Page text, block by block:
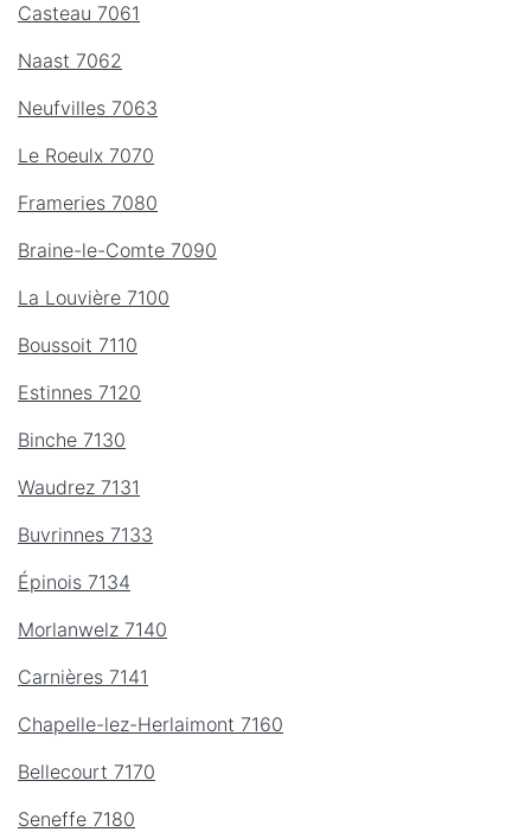
Casteau 7061
Naast 7062
Neufvilles 7063
Le Roeulx 7070
Frameries 7080
Braine-le-Comte 7090
La Louvière 7100
Boussoit 7110
Estinnes 7120
Binche 7130
Waudrez 7131
Buvrinnes 7133
Épinois 7134
Morlanwelz 7140
Carnières 7141
Chapelle-lez-Herlaimont 7160
Bellecourt 7170
Seneffe 7180